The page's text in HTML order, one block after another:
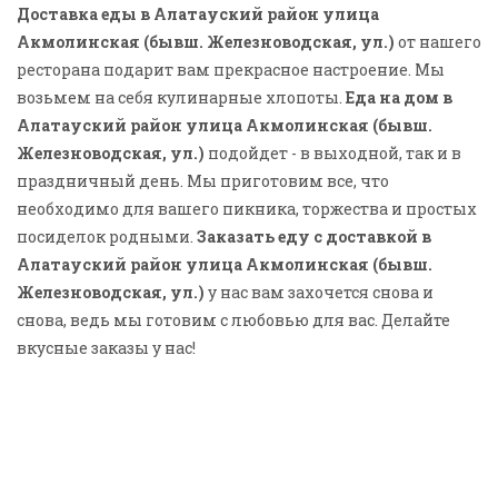
Доставка еды в Алатауский район улица
Акмолинская (бывш. Железноводская, ул.) от нашего
ресторана подарит вам прекрасное настроение. Мы
возьмем на себя кулинарные хлопоты. Еда на дом в
Алатауский район улица Акмолинская (бывш.
Железноводская, ул.) подойдет - в выходной, так и в
праздничный день. Мы приготовим все, что
необходимо для вашего пикника, торжества и простых
посиделок родными. Заказать еду с доставкой в
Алатауский район улица Акмолинская (бывш.
Железноводская, ул.) у нас вам захочется снова и
снова, ведь мы готовим с любовью для вас. Делайте
вкусные заказы у нас!